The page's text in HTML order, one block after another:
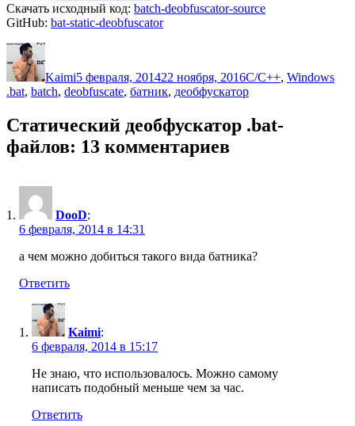
Скачать исходный код: batch-deobfuscator-source
GitHub: bat-static-deobfuscator
Автор
Kaimi5 февраля, 201422 ноября, 2016C/C++, Windows
Метки
.bat, batch, deobfuscate, батник, деобфускатор
Статический деобфускатор .bat-
файлов: 13 комментариев
DooD:
6 февраля, 2014 в 14:31
а чем можно добиться такого вида батника?
Ответить
Kaimi:
6 февраля, 2014 в 15:17
Не знаю, что использовалось. Можно самому
написать подобный меньше чем за час.
Ответить